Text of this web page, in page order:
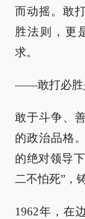
而动摇。敢
胜法则，更
求。
——敢打必胜
敢于斗争、
的政治品格
的绝对领导
二不怕死”，
1962年，在